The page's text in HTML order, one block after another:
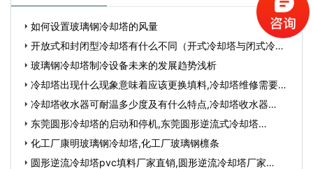
如何设置玻璃钢冷却塔的风量
开放式和封闭型冷却塔有什么不同（开式冷却塔与闭式冷却
塔的区别）…
玻璃钢冷却塔制冷设备未来的发展趋势浅析
冷却塔出现什么现象意味着应该更换填料,冷却塔维修需要什
么资质…
冷却塔收水器可耐温多少度及有什么特点,冷却塔收水器…
东莞圆形冷却塔的启动和停机,东莞圆形逆流式冷却塔…
化工厂康明玻璃钢冷却塔,化工厂玻璃钢檩条
圆形逆流冷却塔pvc填料厂家直销,圆形逆流冷却塔厂家…